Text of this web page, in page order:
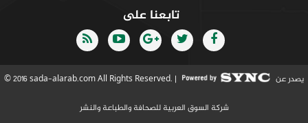
تابعنا على
© 2016 sada-alarab.com All Rights Reserved. | يصدر عن
شركة السوق العربية للصحافة والطباعة والنشر